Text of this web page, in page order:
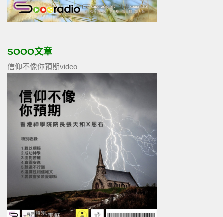
SOOO文章
信仰不像你預期video